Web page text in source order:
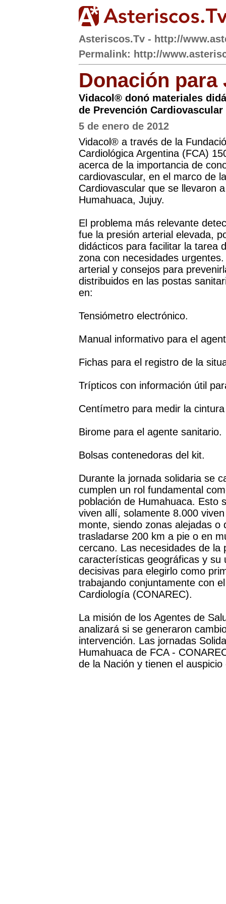
Asteriscos.Tv - http://
Permalink: http://
Donación
Vidacol® donó materiales
de Prevención Cardiovascular
5 de enero de 2012
Vidacol® a través de la
Cardiológica Argentina (FCA)
acerca de la importancia de
cardiovascular, en el marco de
Cardiovascular que se llevaron
Humahuaca, Jujuy.
El problema más relevante
fue la presión arterial elevada,
didácticos para facilitar la tarea
zona con necesidades
arterial y consejos para
distribuidos en las postas
en:
Tensiómetro electrónico.
Manual informativo para el
Fichas para el registro de la
Trípticos con información útil
Centímetro para medir la
Birome para el agente sanitario.
Bolsas contenedoras del kit.
Durante la jornada solidaria se
cumplen un rol fundamental
población de Humahuaca. Esto
viven allí, solamente 8.000
monte, siendo zonas alejadas
trasladarse 200 km a pie o en
cercano. Las necesidades de la
características geográficas y su
decisivas para elegirlo como
trabajando conjuntamente con
Cardiología (CONAREC).
La misión de los Agentes de
analizará si se generaron
intervención. Las jornadas
Humahuaca de FCA -
de la Nación y tienen el